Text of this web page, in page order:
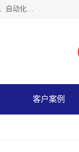
联系热线：* 上海秩宏机电设备有限公司成立于2013年，位于上海松江区，专业从事物流仓储系统业务，仓储解决方案、自动化仓储设备、自动货柜、立体货柜等。
客户案例